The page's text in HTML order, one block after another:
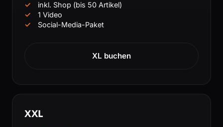
inkl. Shop (bis 50 Artikel)
1 Video
Social-Media-Paket
XL buchen
XXL